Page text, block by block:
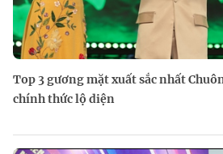
Top 3 gương mặt xuất sắc nhất
chính thức lộ diện